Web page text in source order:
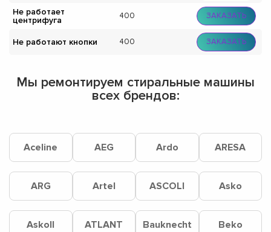
Не работает
центрифуга
400 ЗАКАЗАТЬ
Не работают кнопки 400 ЗАКАЗАТЬ
Мы ремонтируем стиральные машины
всех брендов:
Aceline AEG Ardo ARESA
ARG Artel ASCOLI Asko
Askoll ATLANT Bauknecht Beko